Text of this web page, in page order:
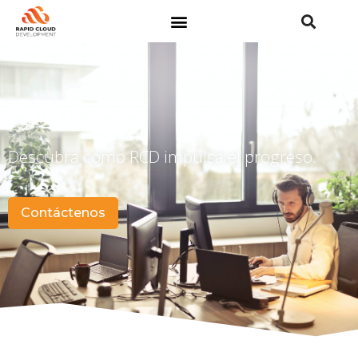
Descubra cómo RCD impulsa el progreso.
Contáctenos